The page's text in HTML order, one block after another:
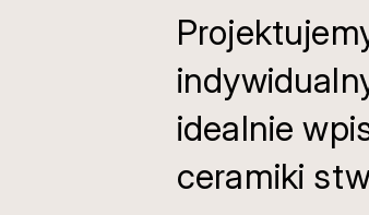
idealnie
ceramiki